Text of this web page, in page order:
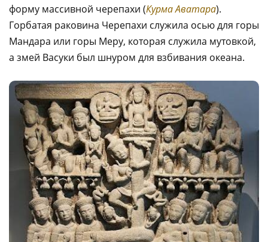
форму массивной черепахи (Курма Аватара).
Горбатая раковина Черепахи служила осью для горы
Мандара или горы Меру, которая служила мутовкой,
а змей Васуки был шнуром для взбивания океана.